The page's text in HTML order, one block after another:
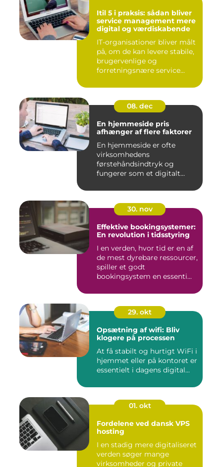
Itil 5 i praksis: sådan bliver
service management mere
digital og værdiskabende
IT-organisationer bliver målt
på, om de kan levere stabile,
brugervenlige og
forretningsnære service...
08. dec
En hjemmeside pris
afhænger af flere faktorer
En hjemmeside er ofte
virksomhedens
førstehåndsindtryk og
fungerer som et digitalt
30. nov
Effektive bookingsystemer:
En revolution i tidsstyring
I en verden, hvor tid er en af
de mest dyrebare ressourcer,
spiller et godt
bookingsystem en essenti...
29. okt
Opsætning af wifi: Bliv
klogere på processen
At få stabilt og hurtigt WiFi i
hjemmet eller på kontoret er
essentielt i dagens digital...
01. okt
Fordelene ved dansk VPS
hosting
I en stadig mere digitaliseret
verden søger mange
virksomheder og private